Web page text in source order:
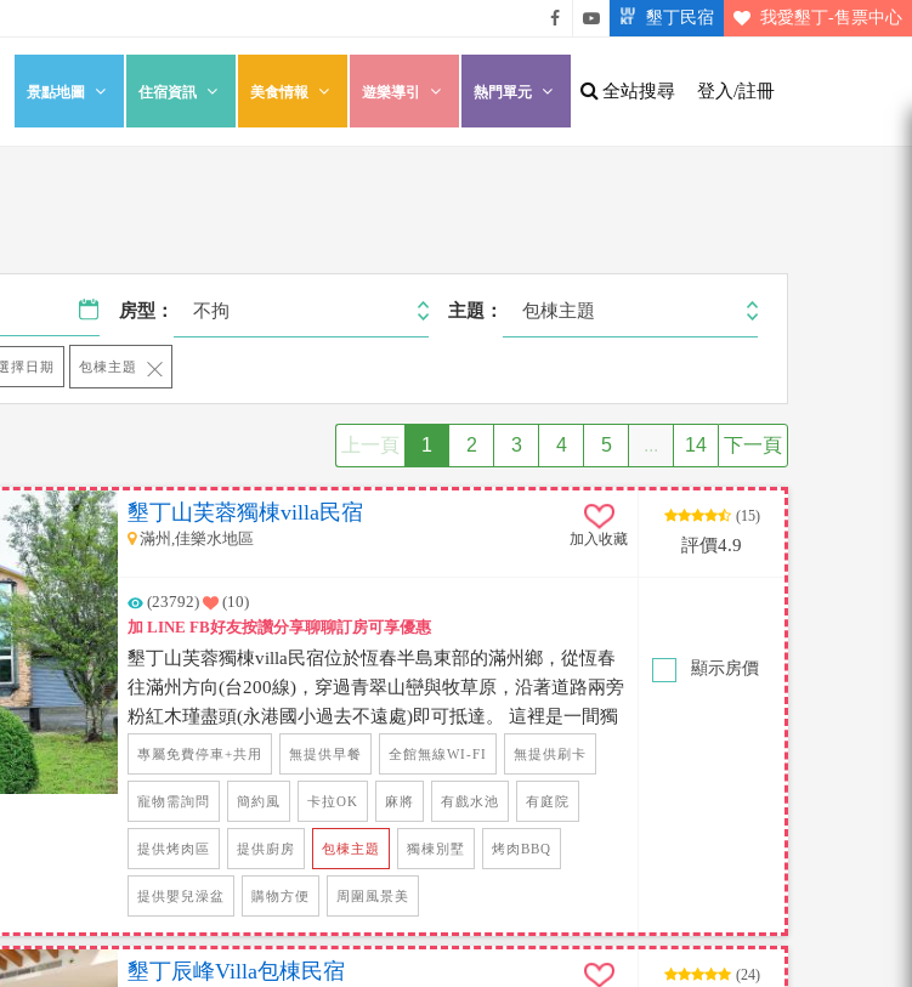
悠遊
墾丁
粉絲
墾丁
墾丁民宿 我愛墾丁-售票中心
登入/註冊
全站搜尋
景點地圖 住宿資訊 美食情報 遊樂導引 熱門單元
房型： 不拘 主題： 包棟主題
擇日期 包棟主題
上一頁 1 2 3 4 5 ... 14 下一頁
墾丁山芙蓉獨棟villa民宿
滿州,佳樂水地區 加入收藏
(15)
評價4.9
(23792)
(10)
加 LINE FB好友按讚分享聊聊訂房可享優惠
墾丁山芙蓉獨棟villa民宿位於恆春半島東部的滿州鄉，從恆春
往滿州方向(台200線)，穿過青翠山巒與牧草原，沿著道路兩旁
粉紅木瑾盡頭(永港國小過去不遠處)即可抵達。 這裡是一間獨
棟的歐式庭園家庭式別墅，有寬廣的活動空間，庭園草木蒼
翠，有藍球場、戲水池、樹屋休閒平台，與民宿周邊群山環繞
襯托之下，有遠離塵囂的感覺。 民宿一天只接待一組包棟旅
客，客廳寬敞舒適，一樓提供歡唱設備、麻將、廚房打造放鬆
度假的包棟享受，客房共有四間，每間房備有電視觀看，視線
採光佳，二樓規劃一區室內雅座可與朋友聚在一起聊天，戶外
有露天泡湯池，邊泡湯邊欣賞綠意山林，感受四周的自然環
境，邀約家人朋友來體驗包棟別墅的樂趣時光~
專屬免費停車+共用 無提供早餐 全館無線WI-FI 無提供刷卡
寵物需詢問 簡約風 卡拉OK 麻將 有戲水池 有庭院
提供烤肉區 提供廚房 包棟主題 獨棟別墅 烤肉BBQ
提供嬰兒澡盆 購物方便 周圍風景美
顯示房價
墾丁辰峰Villa包棟民宿 (24)